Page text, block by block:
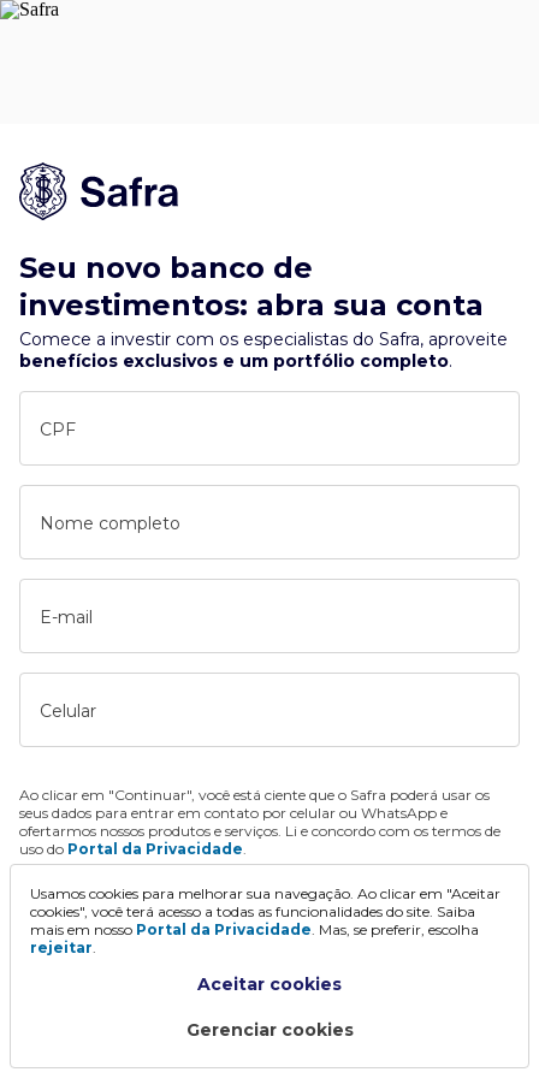
Seu novo banco de
investimentos: abra sua conta
Comece a investir com os especialistas do Safra, aproveite
benefícios exclusivos e um portfólio completo.
CPF
Nome completo
E-mail
Celular
Ao clicar em "Continuar", você está ciente que o Safra poderá usar os
seus dados para entrar em contato por celular ou WhatsApp e
ofertarmos nossos produtos e serviços. Li e concordo com os termos de
uso do Portal da Privacidade.
Continuar
Usamos cookies para melhorar sua navegação. Ao clicar em "Aceitar
cookies", você terá acesso a todas as funcionalidades do site. Saiba
mais em nosso Portal da Privacidade. Mas, se preferir, escolha
rejeitar.
Aceitar cookies
Gerenciar cookies